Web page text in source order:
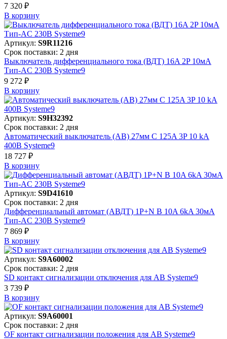
7 320 ₽
В корзинy
Артикул: S9R11216
Срок поставки: 2 дня
Выключатель дифференциального тока (ВДТ) 16A 2P 10мА
Тип-AC 230В Systeme9
9 272 ₽
В корзинy
Артикул: S9H32392
Срок поставки: 2 дня
Автоматический выключатель (АВ) 27мм C 125A 3P 10 kA
400В Systeme9
18 727 ₽
В корзинy
Артикул: S9D41610
Срок поставки: 2 дня
Дифференциальный автомат (АВДТ) 1P+N B 10A 6kA 30мА
Тип-AC 230В Systeme9
7 869 ₽
В корзинy
Артикул: S9A60002
Срок поставки: 2 дня
SD контакт сигнализации отключения для АВ Systeme9
3 739 ₽
В корзинy
Артикул: S9A60001
Срок поставки: 2 дня
OF контакт сигнализации положения для АВ Systeme9